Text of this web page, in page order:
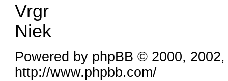
Vrgr
Niek
Powered by phpBB © 2000,
http://www.phpbb.com/